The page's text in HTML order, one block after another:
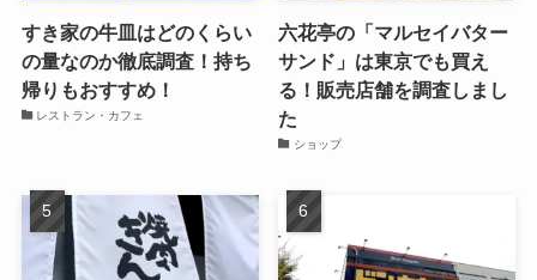
すき家の牛皿はどのくらい
の量なのか徹底調査！持ち
帰りもおすすめ！
レストラン・カフェ
六花亭の「マルセイバター
サンド」は東京でも買え
る！販売店舗を調査しまし
た
ショップ